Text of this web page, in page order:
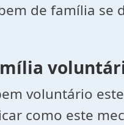
de família
este
como este